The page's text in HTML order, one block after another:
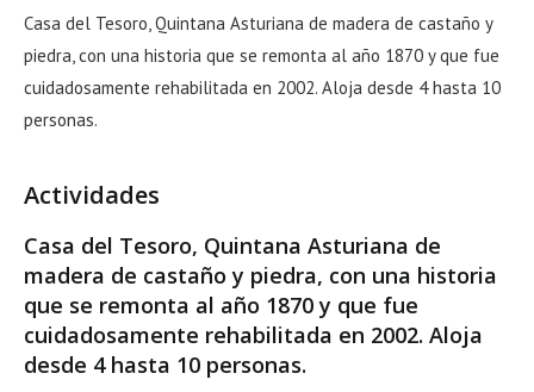
Casa del Tesoro, Quintana Asturiana de madera de castaño y
piedra, con una historia que se remonta al año 1870 y que fue
cuidadosamente rehabilitada en 2002. Aloja desde 4 hasta 10
personas.
Actividades
Casa del Tesoro, Quintana Asturiana de
madera de castaño y piedra, con una historia
que se remonta al año 1870 y que fue
cuidadosamente rehabilitada en 2002. Aloja
desde 4 hasta 10 personas.